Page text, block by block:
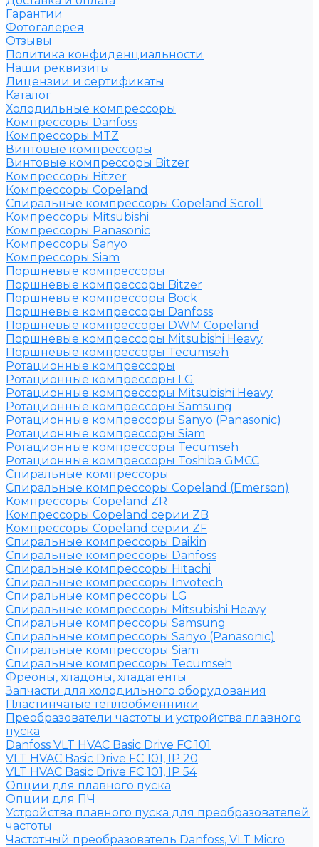
Гарантии
Фотогалерея
Отзывы
Политика конфиденциальности
Наши реквизиты
Лицензии и сертификаты
Каталог
Холодильные компрессоры
Компрессоры Danfoss
Компрессоры MTZ
Винтовые компрессоры
Винтовые компрессоры Bitzer
Компрессоры Bitzer
Компрессоры Copeland
Спиральные компрессоры Copeland Scroll
Компрессоры Mitsubishi
Компрессоры Panasonic
Компрессоры Sanyo
Компрессоры Siam
Поршневые компрессоры
Поршневые компрессоры Bitzer
Поршневые компрессоры Bock
Поршневые компрессоры Danfoss
Поршневые компрессоры DWM Copeland
Поршневые компрессоры Mitsubishi Heavy
Поршневые компрессоры Tecumseh
Ротационные компрессоры
Ротационные компрессоры LG
Ротационные компрессоры Mitsubishi Heavy
Ротационные компрессоры Samsung
Ротационные компрессоры Sanyo (Panasonic)
Ротационные компрессоры Siam
Ротационные компрессоры Tecumseh
Ротационные компрессоры Toshiba GMCC
Спиральные компрессоры
Спиральные компрессоры Copeland (Emerson)
Компрессоры Copeland ZR
Компрессоры Copeland серии ZB
Компрессоры Copeland серии ZF
Спиральные компрессоры Daikin
Спиральные компрессоры Danfoss
Спиральные компрессоры Hitachi
Спиральные компрессоры Invotech
Спиральные компрессоры LG
Спиральные компрессоры Mitsubishi Heavy
Спиральные компрессоры Samsung
Спиральные компрессоры Sanyo (Panasonic)
Спиральные компрессоры Siam
Спиральные компрессоры Tecumseh
Фреоны, хладоны, хладагенты
Запчасти для холодильного оборудования
Пластинчатые теплообменники
Преобразователи частоты и устройства плавного
пуска
Danfoss VLT HVAC Basic Drive FC 101
VLT HVAC Basic Drive FC 101, IP 20
VLT HVAC Basic Drive FC 101, IP 54
Опции для плавного пуска
Опции для ПЧ
Устройства плавного пуска для преобразователей
частоты
Частотный преобразователь Danfoss, VLT Micro